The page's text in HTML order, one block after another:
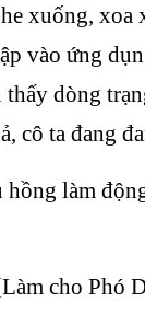
xuống, xoa
vào ứng
thấy dòng
cô ta đang
hồng làm
cho Phó